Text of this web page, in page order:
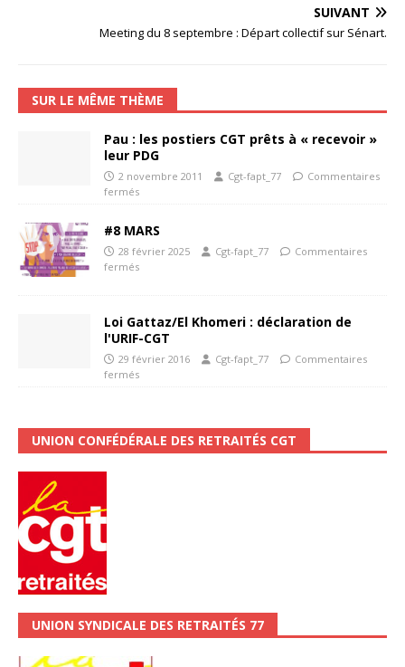
SUIVANT
Meeting du 8 septembre : Départ collectif sur Sénart.
SUR LE MÊME THÈME
Pau : les postiers CGT prêts à « recevoir »
leur PDG
2 novembre 2011 Cgt-fapt_77
Commentaires
fermés
#8 MARS
28 février 2025 Cgt-fapt_77
Commentaires
fermés
Loi Gattaz/El Khomeri : déclaration de
l'URIF-CGT
29 février 2016 Cgt-fapt_77
Commentaires
fermés
UNION CONFÉDÉRALE DES RETRAITÉS CGT
UNION SYNDICALE DES RETRAITÉS 77